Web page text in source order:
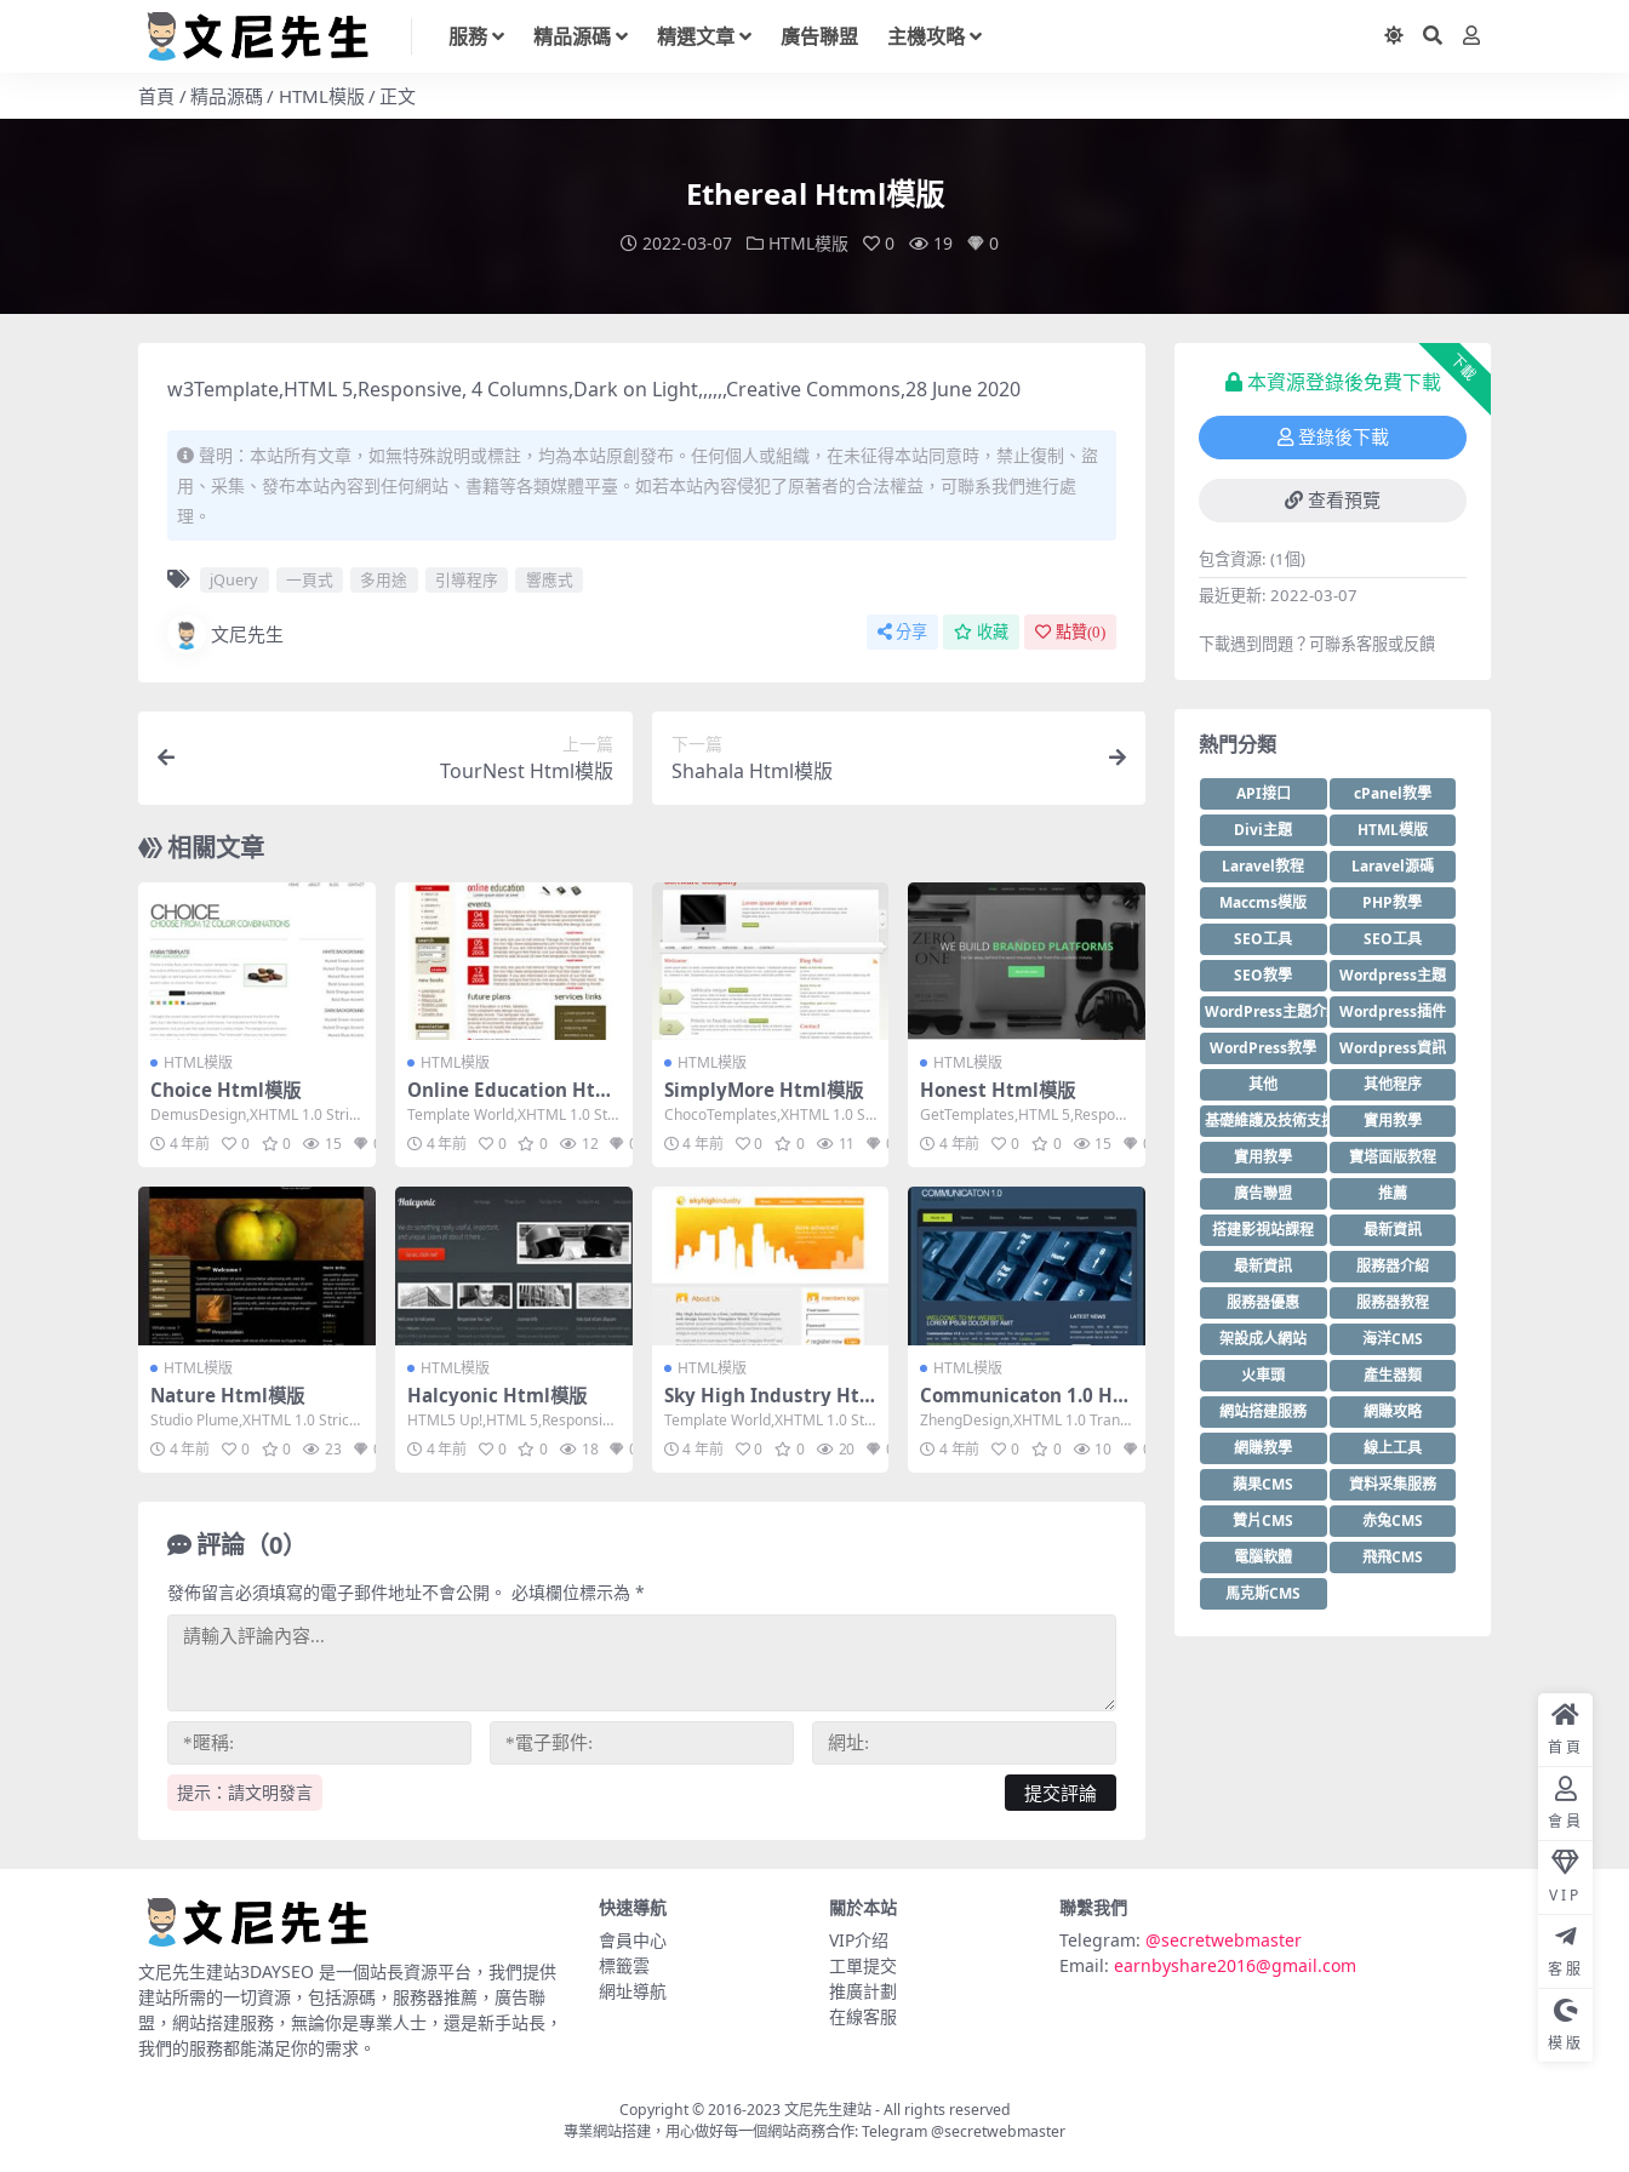
服務 精品源碼 精選文章 廣告聯盟 主機攻略
首頁 精品源碼 HTML模版 正文
Ethereal Html模版
2022-03-07 HTML模版 0 19 0
w3Template,HTML 5,Responsive, 4 Columns,Dark on Light,,,,,,Creative Commons,28 June 2020
聲明：本站所有文章，如無特殊說明或標註，均為本站原創發布。任何個人或組織，在未征得本站同意時，禁止復制、盜
用、采集、發布本站內容到任何網站、書籍等各類媒體平臺。如若本站內容侵犯了原著者的合法權益，可聯系我們進行處
理。
jQuery 一頁式 多用途 引導程序 響應式
文尼先生 分享 收藏 點贊(0)
上一篇
TourNest Html模版
下一篇
Shahala Html模版
相關文章
HTML模版
Choice Html模版
DemusDesign,XHTML 1.0 Stric
t,Fluid, 2 Co...
4 年前 0 0 15 0
HTML模版
Online Education Html
模版
Template World,XHTML 1.0 Stri
ct,Fixed Wi...
4 年前 0 0 12 0
HTML模版
SimplyMore Html模版
ChocoTemplates,XHTML 1.0 Str
ict,Fixed Wi...
4 年前 0 0 11 0
HTML模版
Honest Html模版
GetTemplates,HTML 5,Respons
ive, 4 Column...
4 年前 0 0 15 0
HTML模版
Nature Html模版
Studio Plume,XHTML 1.0 Strict,
Fixed Widt...
4 年前 0 0 23 0
HTML模版
Halcyonic Html模版
HTML5 Up!,HTML 5,Responsiv
e, Mixed Colum...
4 年前 0 0 18 0
HTML模版
Sky High Industry Ht
ml模版
Template World,XHTML 1.0 Stri
ct,Fixed Wi...
4 年前 0 0 20 0
HTML模版
Communicaton 1.0 Ht
ml模版
ZhengDesign,XHTML 1.0 Transi
tional,Fixed...
4 年前 0 0 10 0
評論（0）
提示：請文明發言
發佈留言必須填寫的電子郵件地址不會公開。 必填欄位標示為 *
下載
本資源登錄後免費下載
登錄後下載
查看預覽
包含資源: (1個)
最近更新: 2022-03-07
下載遇到問題？可聯系客服或反饋
熱門分類
API接口
cPanel教學
Divi主題
HTML模版
Laravel教程
Laravel源碼
Maccms模版
PHP教學
SEO工具
SEO工具
SEO教學
Wordpress主題
WordPress主題介紹Wordpress插件
WordPress教學
Wordpress資訊
其他
其他程序
基礎維護及技術支援
實用教學
實用教學
寶塔面版教程
廣告聯盟
推薦
搭建影視站課程
最新資訊
最新資訊
服務器介紹
服務器優惠
服務器教程
架設成人網站
海洋CMS
火車頭
產生器類
網站搭建服務
網賺攻略
網賺教學
線上工具
蘋果CMS
資料采集服務
贊片CMS
赤兔CMS
電腦軟體
飛飛CMS
馬克斯CMS
文尼先生建站3DAYSEO 是一個站長資源平台，我們提供
建站所需的一切資源，包括源碼，服務器推薦，廣告聯
盟，網站搭建服務，無論你是專業人士，還是新手站長，
我們的服務都能滿足你的需求。
快速導航
會員中心
標籤雲
網址導航
關於本站
VIP介绍
工單提交
推廣計劃
在線客服
聯繫我們
Telegram: @secretwebmaster
Email: earnbyshare2016@gmail.com
Copyright © 2016-2023文尼先生建站- All rights reserved
專業網站搭建，用心做好每一個網站商務合作: Telegram@secretwebmaster
首頁
會員
VIP
客服
模版